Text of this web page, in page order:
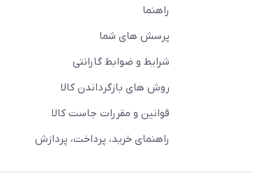
راهنما
پرسش های شما
شرایط و ضوابط گارانتی
روش های بازگرداندن کالا
قوانین و مقررات جاست کالا
راهنمای خرید، پرداخت، پردازش